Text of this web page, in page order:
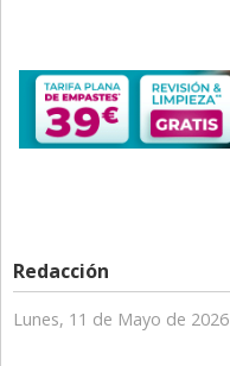
Redacción
Lunes, 11 de Mayo de 2026